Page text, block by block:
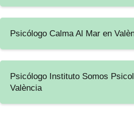
Psicólogo Calma Al Mar en
Psicólogo Instituto Somos
València